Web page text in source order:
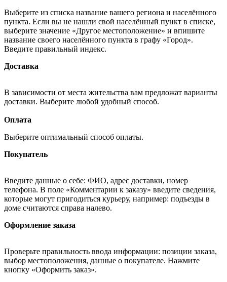
Выберите из списка название вашего региона и населённого
пункта. Если вы не нашли свой населённый пункт в списке,
выберите значение «Другое местоположение» и впишите
название своего населённого пункта в графу «Город».
Введите правильный индекс.
Доставка
В зависимости от места жительства вам предложат варианты
доставки. Выберите любой удобный способ.
Оплата
Выберите оптимальный способ оплаты.
Покупатель
Введите данные о себе: ФИО, адрес доставки, номер
телефона. В поле «Комментарии к заказу» введите сведения,
которые могут пригодиться курьеру, например: подъезды в
доме считаются справа налево.
Оформление заказа
Проверьте правильность ввода информации: позиции заказа,
выбор местоположения, данные о покупателе. Нажмите
кнопку «Оформить заказ».